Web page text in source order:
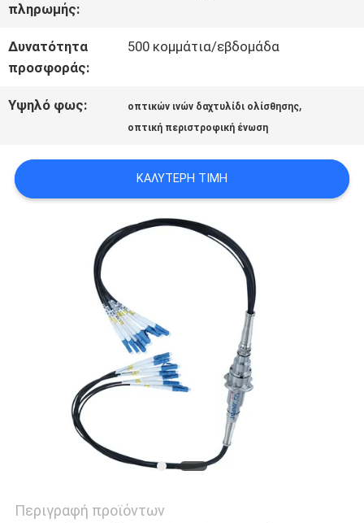
ΕΠΑΦΉ
ΜΕ
ΖΗΤΉΣΤΕ
ΑΠΌΣΠΑΣΜΑ
SITEMAP
πληρωμής:
Δυνατότητα
προσφοράς:
500 κομμάτια/εβδομάδα
Υψηλό φως: οπτικών ινών δαχτυλίδι ολίσθησης,
οπτική περιστροφική ένωση
ΚΑΛΎΤΕΡΗ ΤΙΜΉ
Περιγραφή προϊόντων